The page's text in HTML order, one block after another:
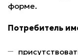
форме.
Потребитель